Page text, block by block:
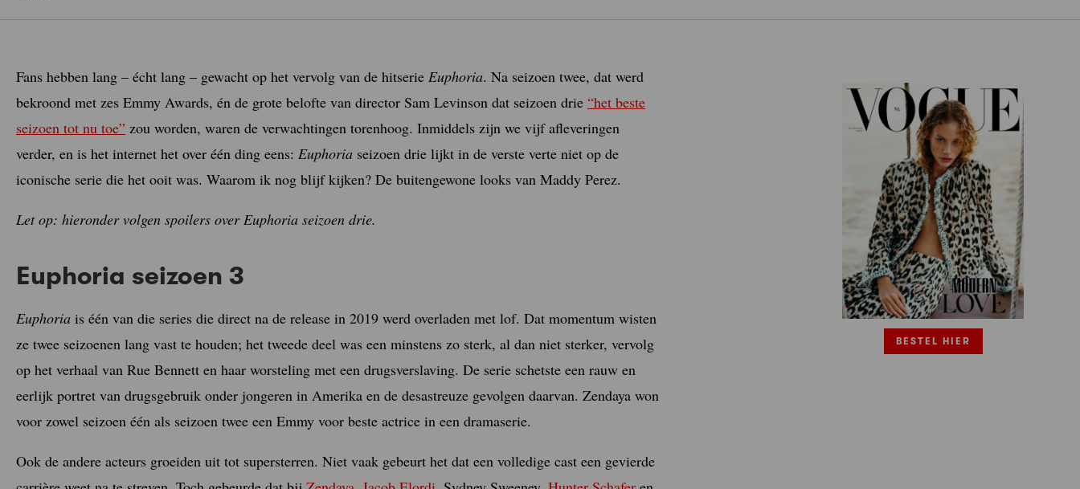
Fans hebben lang – écht lang – gewacht op het vervolg van de hitserie Euphoria. Na seizoen twee, dat werd
bekroond met zes Emmy Awards, én de grote belofte van director Sam Levinson dat seizoen drie “het beste
seizoen tot nu toe” zou worden, waren de verwachtingen torenhoog. Inmiddels zijn we vijf afleveringen
verder, en is het internet het over één ding eens: Euphoria seizoen drie lijkt in de verste verte niet op de
iconische serie die het ooit was. Waarom ik nog blijf kijken? De buitengewone looks van Maddy Perez.
Let op: hieronder volgen spoilers over Euphoria seizoen drie.
Euphoria seizoen 3
Euphoria is één van die series die direct na de release in 2019 werd overladen met lof. Dat momentum wisten
ze twee seizoenen lang vast te houden; het tweede deel was een minstens zo sterk, al dan niet sterker, vervolg
op het verhaal van Rue Bennett en haar worsteling met een drugsverslaving. De serie schetste een rauw en
eerlijk portret van drugsgebruik onder jongeren in Amerika en de desastreuze gevolgen daarvan. Zendaya won
voor zowel seizoen één als seizoen twee een Emmy voor beste actrice in een dramaserie.
Ook de andere acteurs groeiden uit tot supersterren. Niet vaak gebeurt het dat een volledige cast een gevierde
BESTEL HIER